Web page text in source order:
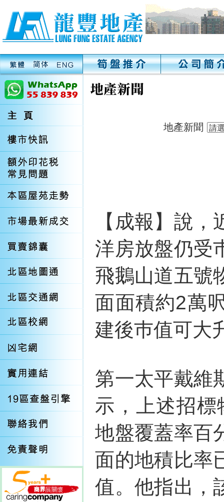
地產新聞
【成報】說
洋房放盤仍受
飛鵝山道五號
面面積約2萬
建後巿值可大
第一太平戴維
示，上述招標
地盤覆蓋率百
面的地積比率
值。他指出，